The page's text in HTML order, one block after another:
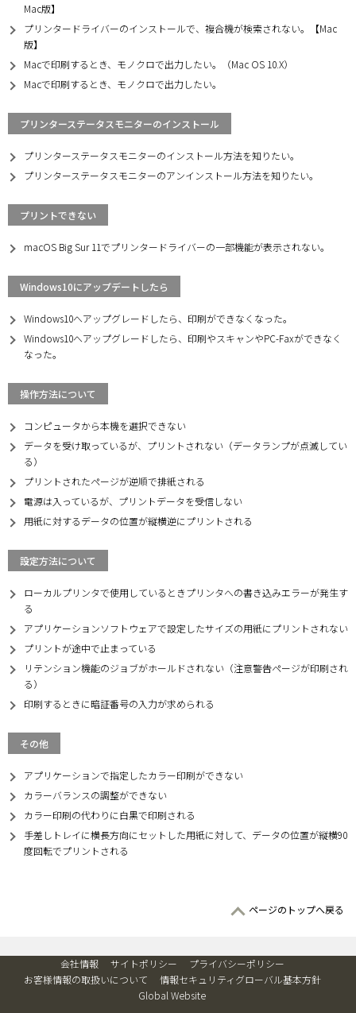
Mac版】
プリンタードライバーのインストールで、複合機が検索されない。【Mac
版】
Macで印刷するとき、モノクロで出力したい。（Mac OS 10.X）
Macで印刷するとき、モノクロで出力したい。
プリンターステータスモニターのインストール
プリンターステータスモニターのインストール方法を知りたい。
プリンターステータスモニターのアンインストール方法を知りたい。
プリントできない
macOS Big Sur 11でプリンタードライバーの一部機能が表示されない。
Windows10にアップデートしたら
Windows10へアップグレードしたら、印刷ができなくなった。
Windows10へアップグレードしたら、印刷やスキャンやPC-Faxができなく
なった。
操作方法について
コンピュータから本機を選択できない
データを受け取っているが、プリントされない（データランプが点滅してい
る）
プリントされたページが逆順で排紙される
電源は入っているが、プリントデータを受信しない
用紙に対するデータの位置が縦横逆にプリントされる
設定方法について
ローカルプリンタで使用しているときプリンタへの書き込みエラーが発生す
る
アプリケーションソフトウェアで設定したサイズの用紙にプリントされない
プリントが途中で止まっている
リテンション機能のジョブがホールドされない（注意警告ページが印刷され
る）
印刷するときに暗証番号の入力が求められる
その他
アプリケーションで指定したカラー印刷ができない
カラーバランスの調整ができない
カラー印刷の代わりに白黒で印刷される
手差しトレイに横長方向にセットした用紙に対して、データの位置が縦横90
度回転でプリントされる
ページのトップへ戻る
会社情報 サイトポリシー
プライバシーポリシー
お客様情報の取扱いについて
情報セキュリティグローバル基本方針
Global Website